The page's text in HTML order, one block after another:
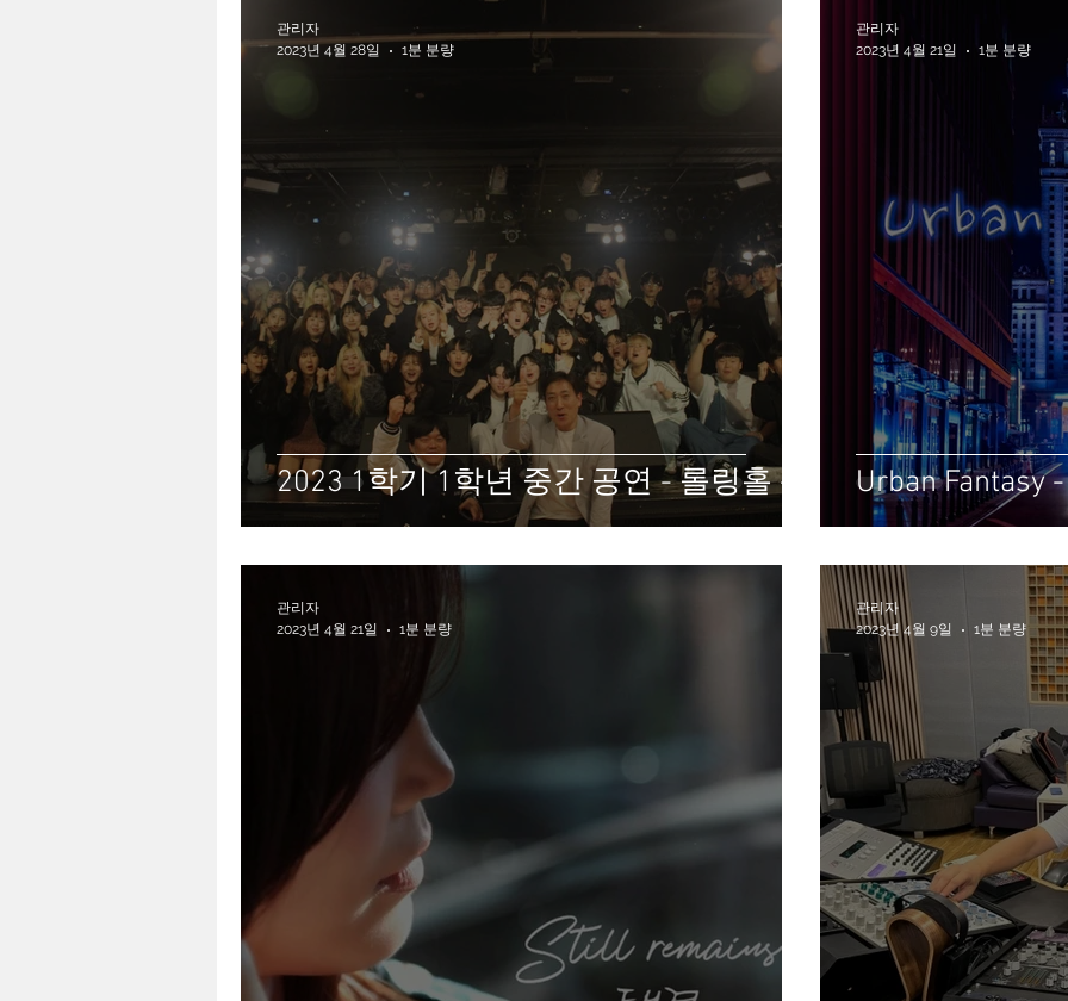
2023 1학기 1학년 중간 공연 - 롤링홀 -
관리자
2023년 4월 28일
1분 분량
Urban Fantasy
관리자
2023년 4월 21일
1분 분량
관리자
2023년 4월 21일
1분 분량
관리자
2023년 4월 9일
1분 분량